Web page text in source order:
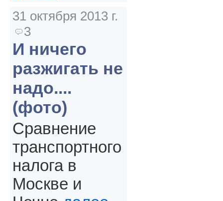
31 октября 2013 г.
3
И ничего
разжигать не
надо....
(фото)
Сравнение
транспортного
налога в
Москве и